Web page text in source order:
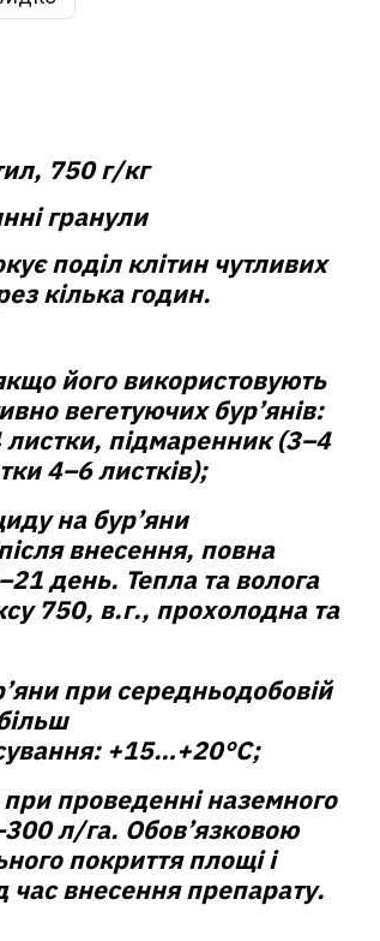
750 г/кг
гранули
поділ клітин чутливих
кілька годин.
його використовують
вегетуючих бур’янів:
листки, підмаренник (3–4
4–6 листків);
на бур’яни
внесення, повна
день. Тепла та волога
750, в.г., прохолодна та
при середньодобовій
+15…+20°С;
проведенні наземного
л/га. Обов’язковою
покриття площі і
час внесення препарату.